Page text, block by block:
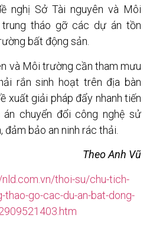
nghị Sở Tài nguyên và Môi
tháo gỡ các dự án tồn
bất động sản.
và Môi trường cần tham mưu
rắn sinh hoạt trên địa bàn
xuất giải pháp đẩy nhanh tiến
chuyển đổi công nghệ sử
bảo an ninh rác thải.
Theo Anh Vũ
thoi-su/chu-tich-
thao-go-cac-du-an-bat-dong-